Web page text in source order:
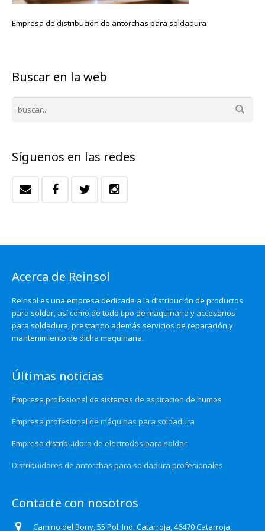
Empresa de distribución de antorchas para soldadura
Buscar en la web
Síguenos en las redes
Acerca de Reinsol
Reinsol es una empresa dedicada a la distribución de productos
para soldar, así como de todo tipo de maquinaria y accesorios
para soldadura, prestando además servicios de reparación y
mantenimiento de dicha maquinaria.
Últimas noticias
Empresa profesional de sistemas de aspiracion de humos
Empresa profesional de máquinas para soldadura
Empresa distribuidora de electrodos para soldar
Distribuidores de antorchas para soldadura profesionales
Contacte con nosotros
Camino del Bony, 55 Pol. Ind. Catarroja, 46470 Catarroja,